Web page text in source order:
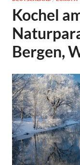
Kochel
Bergen,